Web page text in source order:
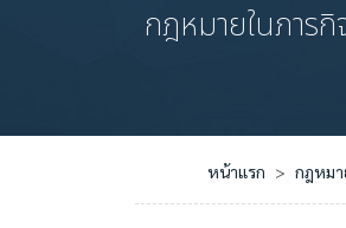
กฎหมายในภารกิ
หน้าแรก กฎหมา